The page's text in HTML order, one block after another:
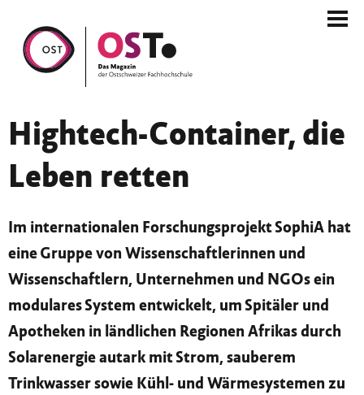
Hightech-Container, die
Leben retten
Im internationalen Forschungsprojekt SophiA hat
eine Gruppe von Wissenschaftlerinnen und
Wissenschaftlern, Unternehmen und NGOs ein
modulares System entwickelt, um Spitäler und
Apotheken in ländlichen Regionen Afrikas durch
Solarenergie autark mit Strom, sauberem
Trinkwasser sowie Kühl- und Wärmesystemen zu